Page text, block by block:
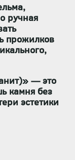
ручная
прожилков
— это
камня без
эстетики